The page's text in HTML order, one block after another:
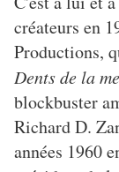
créateurs en
Productions,
Dents de la
blockbuster
Richard D.
années 1960